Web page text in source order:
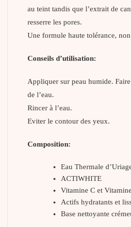
au teint tandis que l’extrait de
resserre les pores.
Une formule haute tolérance, non
Conseils d’utilisation:
Appliquer sur peau humide.
de l’eau.
Rincer à l’eau.
Eviter le contour des yeux.
Composition:
Eau Thermale
ACTIWHITE
Vitamine C et
Actifs hydratants et
Base nettoyante